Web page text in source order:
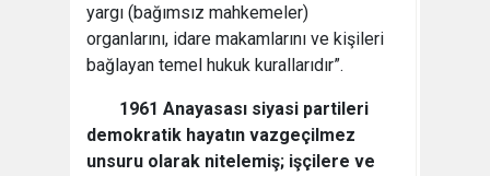
yargı (bağımsız mahkemeler)
organlarını, idare makamlarını ve kişileri
bağlayan temel hukuk kurallarıdır”.
1961 Anayasası siyasi partileri
demokratik hayatın vazgeçilmez
unsuru olarak nitelemiş; işçilere ve